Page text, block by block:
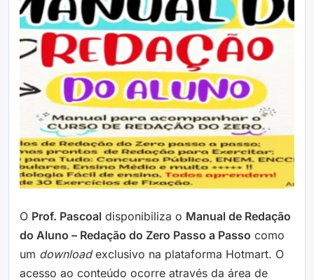
O Prof. Pascoal disponibiliza o Manual de Redação
do Aluno – Redação do Zero Passo a Passo como
um downloadexclusivo na plataforma Hotmart. O
acesso ao conteúdo ocorre através da área de